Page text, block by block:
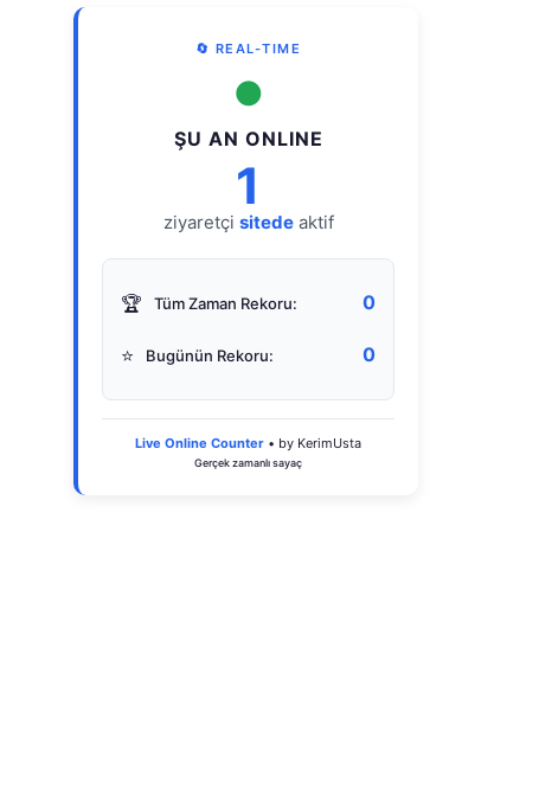
🔄 REAL-TIME
●
ŞU AN ONLINE
1
ziyaretçi sitedeaktif
🏆 Tüm Zaman Rekoru: 0
⭐ Bugünün Rekoru: 0
Live Online Counter • by KerimUsta
Gerçek zamanlı sayaç